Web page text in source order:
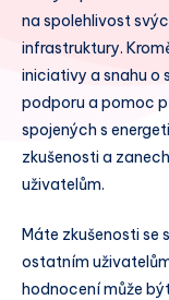
na spolehlivost
infrastruktury.
iniciativy a snahu o
podporu a pomoc
spojených s
zkušenosti a
uživatelům.
Máte zkušenosti se
ostatním
hodnocení může